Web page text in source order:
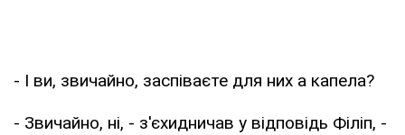
- І ви, звичайно, заспіваєте для них а капела?
- Звичайно, ні, - з'єхидничав у відповідь Філіп, -